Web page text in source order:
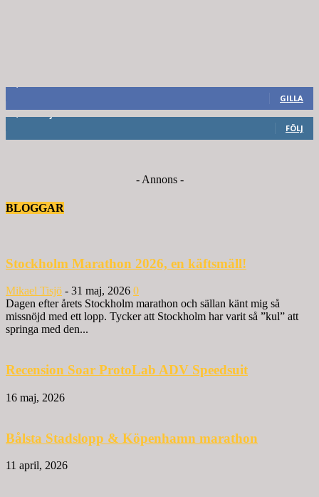
GILLA
FÖLJ
- Annons -
BLOGGAR
Stockholm Marathon 2026, en käftsmäll!
Mikael Tisjö - 31 maj, 2026 0
Dagen efter årets Stockholm marathon och sällan känt mig så
missnöjd med ett lopp. Tycker att Stockholm har varit så ”kul” att
springa med den...
Recension Soar ProtoLab ADV Speedsuit
16 maj, 2026
Bålsta Stadslopp & Köpenhamn marathon
11 april, 2026